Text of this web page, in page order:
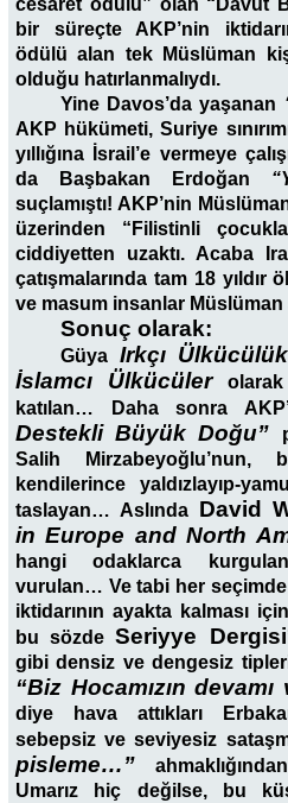
cesaret ödülü” olan “Davut
bir süreçte AKP’nin
ödülü alan tek Müslüman
olduğu hatırlanmalıydı.
Yine Davos’da yaşanan
AKP hükümeti, Suriye
yıllığına İsrail’e vermeye
da Başbakan Erdoğan
suçlamıştı! AKP’nin
üzerinden “Filistinli
ciddiyetten uzaktı. Acaba
çatışmalarında tam 18
ve masum insanlar Müslüman
Sonuç olarak:
Güya Irkçı
İslamcı Ülkücüler
katılan… Daha sonra
Destekli Büyük Doğu”
Salih Mirzabeyoğlu’nun,
kendilerince yaldızlayıp-
taslayan… Aslında David
in Europe and North
hangi odaklarca
vurulan… Ve tabi her
iktidarının ayakta kalması
bu sözdeSeriyye Dergisi
gibi densiz ve dengesiz
“Biz Hocamızın
diye hava attıkları
sebepsiz ve seviyesiz
pisleme…”
Umarız hiç değilse, bu